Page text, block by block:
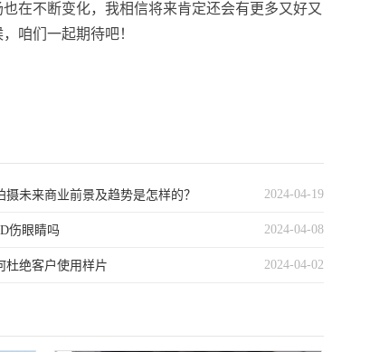
在不断变化，我相信将来肯定还会有更多又好又
咱们一起期待吧！
2024-04-19
摄未来商业前景及趋势是怎样的？
2024-04-08
伤眼睛吗
2024-04-02
杜绝客户使用样片